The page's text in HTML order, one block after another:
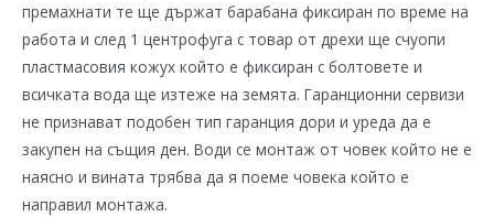
премахнати те ще държат барабана фиксиран по време на
работа и след 1 центрофуга с товар от дрехи ще счуопи
пластмасовия кожух който е фиксиран с болтовете и
всичката вода ще изтеже на земята. Гаранционни сервизи
не признават подобен тип гаранция дори и уреда да е
закупен на същия ден. Води се монтаж от човек който не е
наясно и вината трябва да я поеме човека който е
направил монтажа.